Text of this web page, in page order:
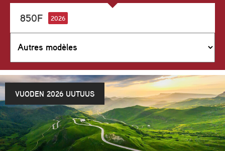
850F 2026
VUODEN 2026 UUTUUS